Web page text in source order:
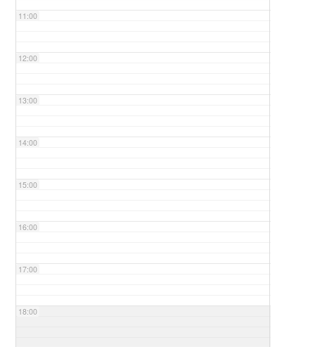
11:00
12:00
13:00
14:00
15:00
16:00
17:00
18:00